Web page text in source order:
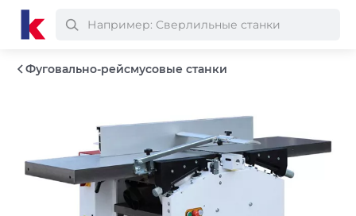
Фуговально-рейсмусовые станки